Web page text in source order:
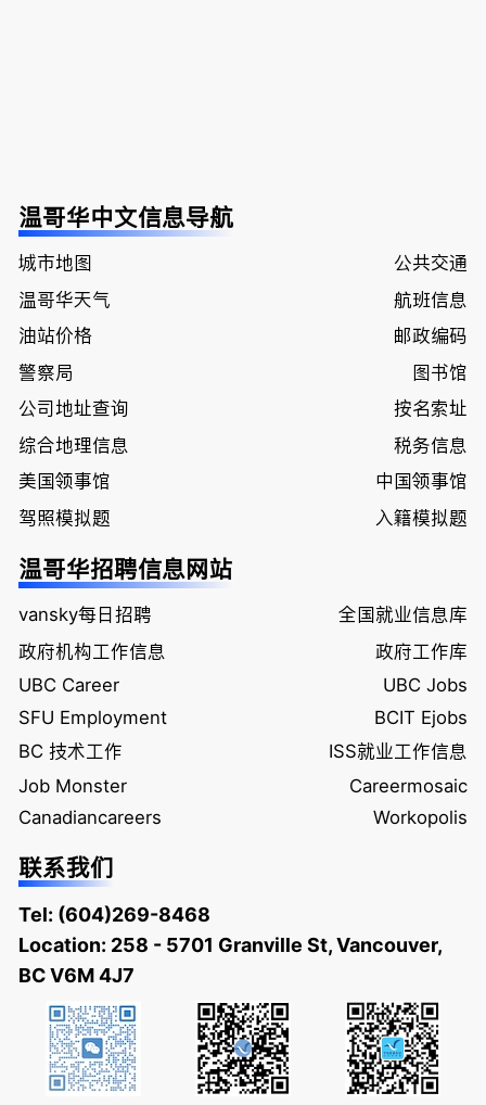
温哥华中文信息导航
城市地图
公共交通
温哥华天气
航班信息
油站价格
邮政编码
警察局
图书馆
公司地址查询
按名索址
综合地理信息
税务信息
美国领事馆
中国领事馆
驾照模拟题
入籍模拟题
温哥华招聘信息网站
vansky每日招聘
全国就业信息库
政府机构工作信息
政府工作库
UBC Career
UBC Jobs
SFU Employment
BCIT Ejobs
BC 技术工作
ISS就业工作信息
Job Monster
Careermosaic
Canadiancareers
Workopolis
联系我们
Tel: (604)269-8468
Location: 258 - 5701 Granville St, Vancouver,
BC V6M 4J7